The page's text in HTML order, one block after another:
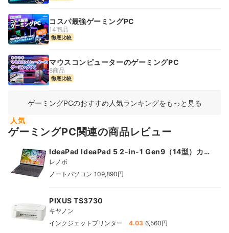
コスパ最強ゲーミングPC
14商品
徹底比較
マウスコンピューターのゲーミングPC
8商品
徹底比較
ゲーミングPCのおすすめ人気ランキングをもっと見る
人気
ゲーミングPC関連の商品レビュー
IdeaPad IdeaPad 5 2-in-1 Gen9（14型）カ
スタマイズモデル
レノボ
ノートパソコン 109,890円
PIXUS TS3730
キヤノン
インクジェットプリンター
4.03 6,560円